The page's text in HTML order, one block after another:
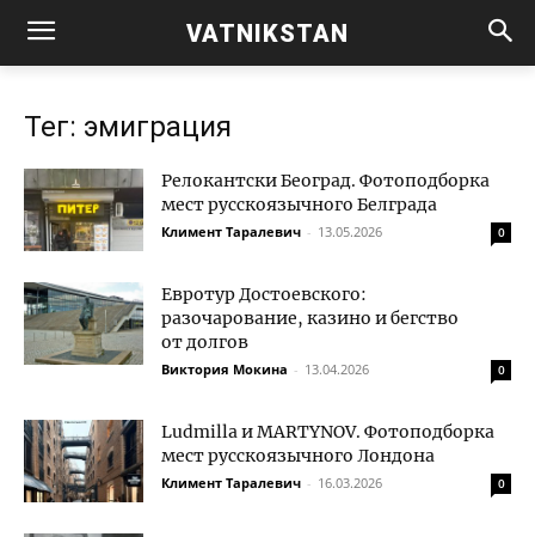
VATNIKSTAN
Тег: эмиграция
Релокантски Београд. Фотоподборка
мест русскоязычного Белграда
Климент Таралевич - 13.05.2026 0
Евротур Достоевского:
разочарование, казино и бегство
от долгов
Виктория Мокина - 13.04.2026 0
Ludmilla и MARTYNOV. Фотоподборка
мест русскоязычного Лондона
Климент Таралевич - 16.03.2026 0